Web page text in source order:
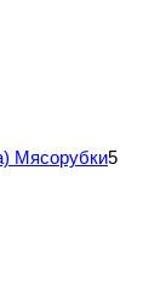
Мясорубки5